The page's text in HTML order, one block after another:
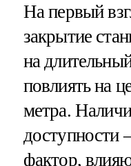
На первый
закрытие
на
повлиять на
метра.
фактор,